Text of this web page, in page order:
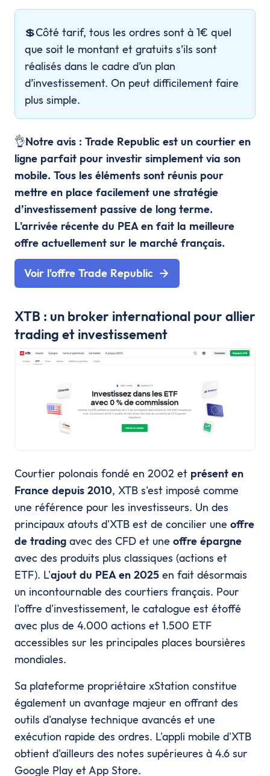
💲Côté tarif, tous les ordres sont à 1€ quel
que soit le montant et gratuits s’ils sont
réalisés dans le cadre d’un plan
d’investissement. On peut difficilement faire
plus simple.
👌Notre avis : Trade Republic est un courtier en
ligne parfait pour investir simplement via son
mobile. Tous les éléments sont réunis pour
mettre en place facilement une stratégie
d’investissement passive de long terme.
L'arrivée récente du PEA en fait la meilleure
offre actuellement sur le marché français.
Voir l'offre Trade Republic
XTB : un broker international pour allier
trading et investissement
Courtier polonais fondé en 2002 et présent en
France depuis 2010, XTB s'est imposé comme
une référence pour les investisseurs. Un des
principaux atouts d'XTB est de concilier une offre
de trading avec des CFD et une offre épargne
avec des produits plus classiques (actions et
ETF). L'ajout du PEA en 2025 en fait désormais
un incontournable des courtiers français. Pour
l'offre d'investissement, le catalogue est étoffé
avec plus de 4.000 actions et 1.500 ETF
accessibles sur les principales places boursières
mondiales.
Sa plateforme propriétaire xStation constitue
également un avantage majeur en offrant des
outils d'analyse technique avancés et une
exécution rapide des ordres. L'appli mobile d'XTB
obtient d'ailleurs des notes supérieures à 4.6 sur
Google Play et App Store.